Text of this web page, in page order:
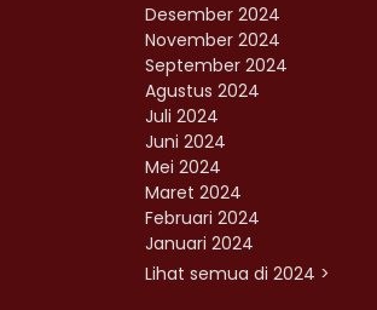
Desember 2024
November 2024
September 2024
Agustus 2024
Juli 2024
Juni 2024
Mei 2024
Maret 2024
Februari 2024
Januari 2024
Lihat semua di 2024 >